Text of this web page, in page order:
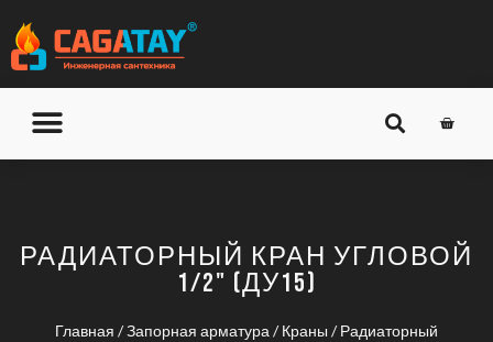
РАДИАТОРНЫЙ КРАН УГЛОВОЙ
1/2" (ДУ15)
Главная /Запорная арматура /Краны /Радиаторный